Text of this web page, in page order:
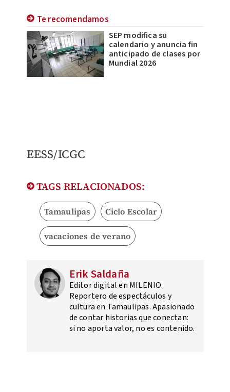
Te recomendamos
SEP modifica su
calendario y anuncia fin
anticipado de clases por
Mundial 2026
​EESS/ICGC
TAGS RELACIONADOS:
Tamaulipas Ciclo Escolar
vacaciones de verano
Erik Saldaña
Editor digital en MILENIO.
Reportero de espectáculos y
cultura en Tamaulipas. Apasionado
de contar historias que conectan:
si no aporta valor, no es contenido.